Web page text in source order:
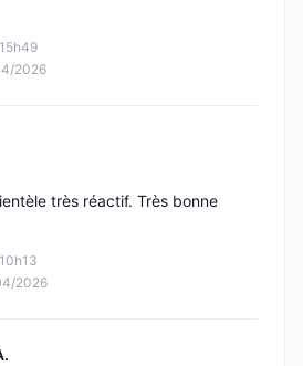
2026
2026
très réactif. Très bonne